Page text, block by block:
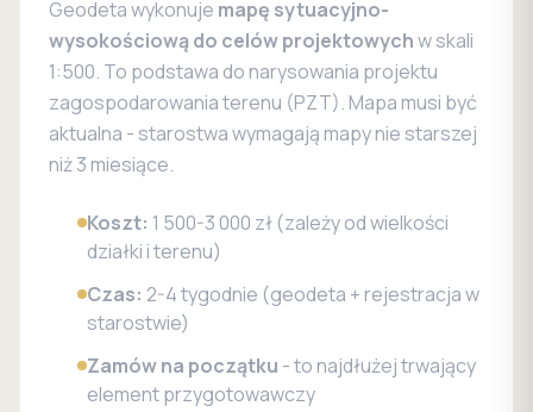
Geodeta wykonuje mapę sytuacyjno-
wysokościową do celów projektowychw skali
1:500. To podstawa do narysowania projektu
zagospodarowania terenu (PZT). Mapa musi być
aktualna - starostwa wymagają mapy nie starszej
niż 3 miesiące.
Koszt: 1 500-3 000 zł (zależy od wielkości
działki i terenu)
Czas: 2-4 tygodnie (geodeta + rejestracja w
starostwie)
Zamów na początku - to najdłużej trwający
element przygotowawczy